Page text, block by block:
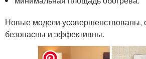
Новые модели усовершенствованы,
безопасны и эффективны.